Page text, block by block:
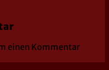
einen Kommentar